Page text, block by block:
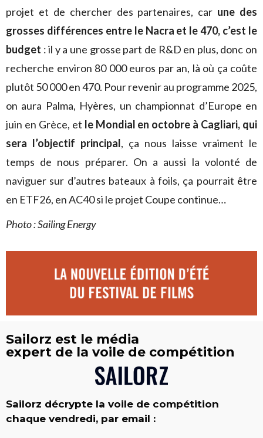
projet et de chercher des partenaires, car une des
grosses différences entre le Nacra et le 470, c’est le
budget : il y a une grosse part de R&D en plus, donc on
recherche environ 80 000 euros par an, là où ça coûte
plutôt 50 000 en 470. Pour revenir au programme 2025,
on aura Palma, Hyères, un championnat d’Europe en
juin en Grèce, et le Mondial en octobre à Cagliari, qui
sera l’objectif principal, ça nous laisse vraiment le
temps de nous préparer. On a aussi la volonté de
naviguer sur d’autres bateaux à foils, ça pourrait être
en ETF26, en AC40 si le projet Coupe continue…
Photo : Sailing Energy
Sailorz est le média
expert de la voile de compétition
Sailorz décrypte la voile de compétition
chaque vendredi, par email :